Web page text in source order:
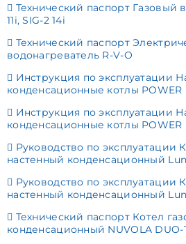
Технический паспорт Газовый
11i, SIG-2 14i
Технический паспорт
водонагреватель R-V-O
Инструкция по эксплуатации
конденсационные котлы POWER
Инструкция по эксплуатации
конденсационные котлы POWER
Руководство по эксплуатации
настенный конденсационный
Руководство по эксплуатации
настенный конденсационный
Технический паспорт Котел
конденсационный NUVOLA DUO-